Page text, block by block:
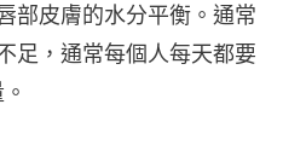
部皮膚的水分平衡。通常
足，通常每個人每天都要